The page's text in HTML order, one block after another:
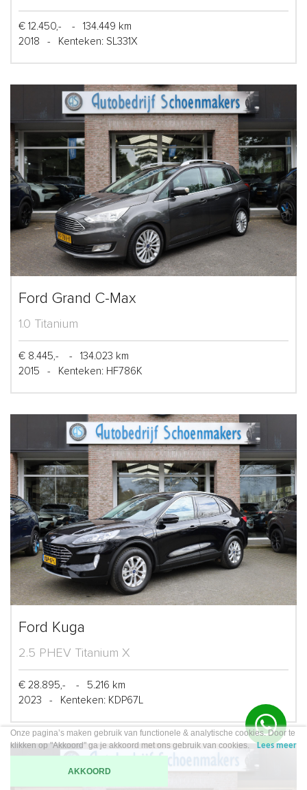
€ 12.450,- -
134.449 km
2018
- Kenteken: SL331X
Ford Grand C-Max
1.0 Titanium
€ 8.445,- -
134.023 km
2015
- Kenteken: HF786K
Ford Kuga
2.5 PHEV Titanium X
€ 28.895,- -
5.216 km
2023
- Kenteken: KDP67L
Onze pagina’s maken gebruik van functionele & analytische cookies. Door te
klikken op "Akkoord" ga je akkoord met ons gebruik van cookies.
Lees meer
AKKOORD